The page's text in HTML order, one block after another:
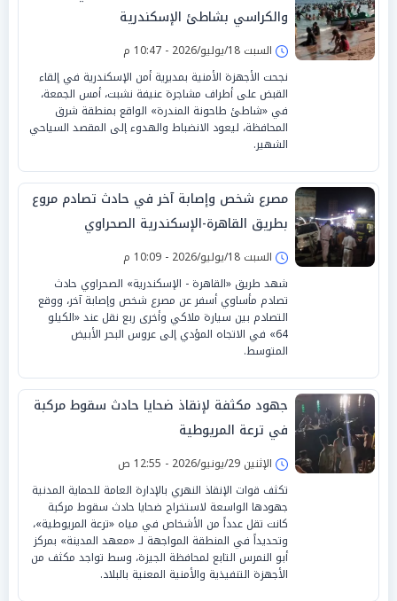
والكراسي بشاطئ الإسكندرية
السبت 18/يوليو/2026 - 10:47 م
نجحت الأجهزة الأمنية بمديرية أمن الإسكندرية في إلقاء
القبض على أطراف مشاجرة عنيفة نشبت، أمس الجمعة،
في «شاطئ طاحونة المندرة» الواقع بمنطقة شرق
المحافظة، ليعود الانضباط والهدوء إلى المقصد السياحي
الشهير.
مصرع شخص وإصابة آخر في حادث تصادم مروع
بطريق القاهرة-الإسكندرية الصحراوي
السبت 18/يوليو/2026 - 10:09 م
شهد طريق «القاهرة - الإسكندرية» الصحراوي حادث
تصادم مأساوي أسفر عن مصرع شخص وإصابة آخر، ووقع
التصادم بين سيارة ملاكي وأخرى ربع نقل عند «الكيلو
64» في الاتجاه المؤدي إلى عروس البحر الأبيض
المتوسط.
جهود مكثفة لإنقاذ ضحايا حادث سقوط مركبة
في ترعة المريوطية
الإثنين 29/يونيو/2026 - 12:55 ص
تكثف قوات الإنقاذ النهري بالإدارة العامة للحماية المدنية
جهودها الواسعة لاستخراج ضحايا حادث سقوط مركبة
كانت تقل عدداً من الأشخاص في مياه «ترعة المريوطية»،
وتحديداً في المنطقة المواجهة لـ «معهد المدينة» بمركز
أبو النمرس التابع لمحافظة الجيزة، وسط تواجد مكثف من
الأجهزة التنفيذية والأمنية المعنية بالبلاد.